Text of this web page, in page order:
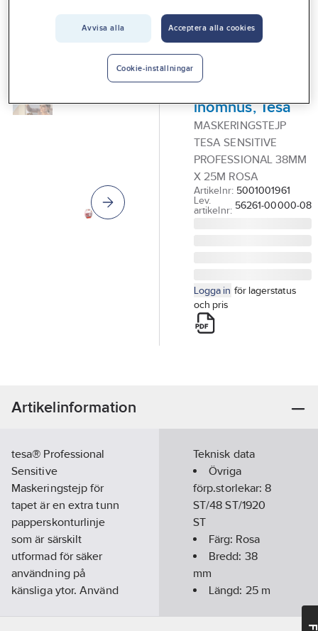
Vanliga frågor
TESA
Maskeringstejp
sensitive,
inomhus, Tesa
MASKERINGSTEJP
TESA SENSITIVE
PROFESSIONAL 38MM
X 25M ROSA
Artikelnr: 5001001961
Lev.
artikelnr: 56261-00000-08
Logga in för lagerstatus
och pris
Artikelinformation
tesa® Professional
Sensitive
Maskeringstejp för
tapet är en extra tunn
papperskonturlinje
som är särskilt
utformad för säker
användning på
känsliga ytor. Använd
Teknisk data
Övriga
förp.storlekar:8
ST/48 ST/1920
ST
Färg: Rosa
Bredd: 38
mm
Längd: 25m
Avvisa alla Acceptera alla cookies
Cookie-inställningar